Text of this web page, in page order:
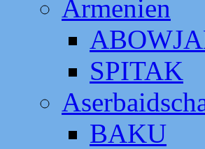
Armenien
SPITAK
BAKU